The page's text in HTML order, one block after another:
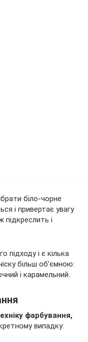
біло-чорне
і привертає увагу
і
підходу і є кілька
більш об’ємною:
і карамельний.
фарбування,
випадку: